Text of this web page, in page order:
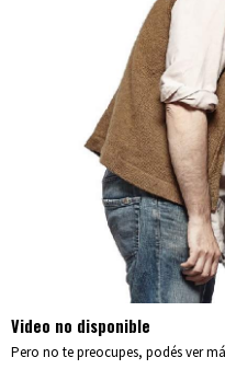
Video no disponible
Pero no te preocupes, podés ver